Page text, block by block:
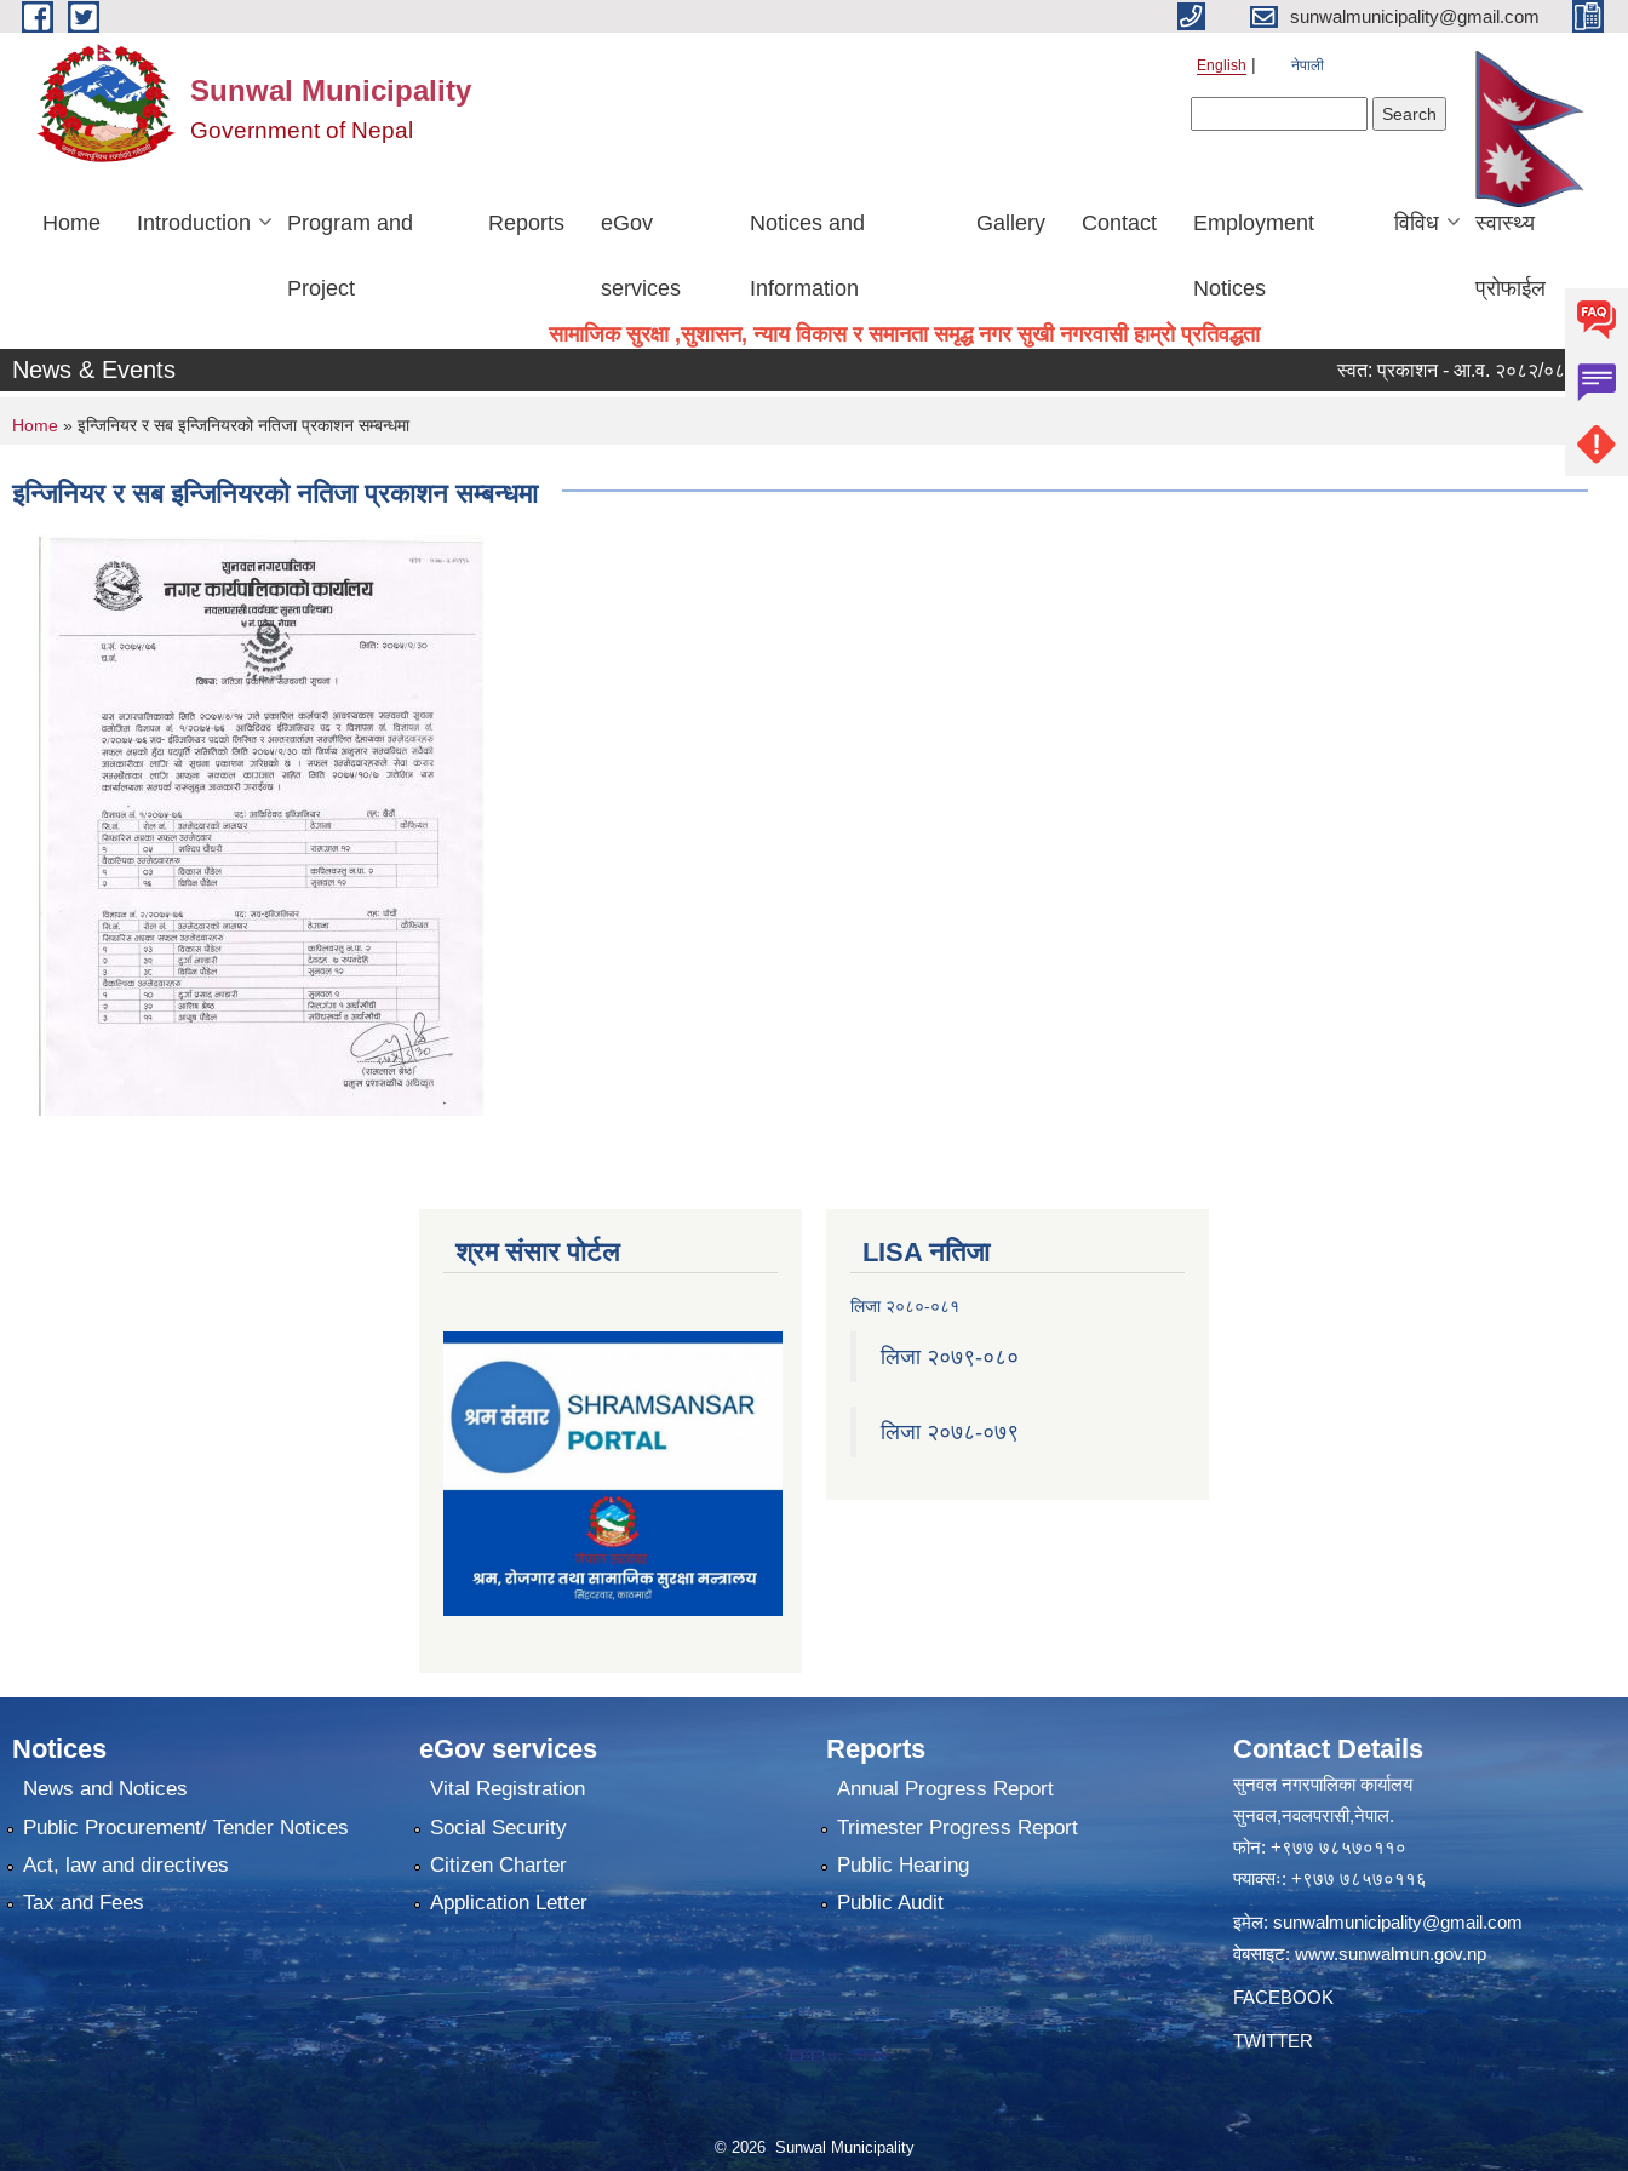
Skip to main content sunwalmunicipality@gmail.com
Sunwal Municipality
Government of Nepal
English नेपाली
Home Introduction Program and
Project
Reports eGov
services
Notices and
Information
Gallery Contact Employment
Notices
विविध स्वास्थ्य
प्रोफाईल
सामाजिक सुरक्षा ,सुशासन, न्याय विकास र समानता समृद्ध नगर सुखी नगरवासी हाम्रो प्रतिवद्धता
News & Events स्वत: प्रकाशन - आ.व. २०८२/०८३ को चौथो
You are here
Home » इन्जिनियर र सब इन्जिनियरको नतिजा प्रकाशन सम्बन्धमा
इन्जिनियर र सब इन्जिनियरको नतिजा प्रकाशन सम्बन्धमा
श्रम संसार पोर्टल LISA नतिजा
लिजा २०८०-०८१
लिजा २०७९-०८०
लिजा २०७८-०७९
Notices
News and Notices
Public Procurement/ Tender Notices
Act, law and directives
Tax and Fees
eGov services
Vital Registration
Social Security
Citizen Charter
Application Letter
Reports
Annual Progress Report
Trimester Progress Report
Public Hearing
Public Audit
Contact Details
सुनवल नगरपालिका कार्यालय
सुनवल,नवलपरासी,नेपाल.
फोन: +९७७ ७८५७०११०
फ्याक्सः: +९७७ ७८५७०११६
इमेल: sunwalmunicipality@gmail.com
वेबसाइट:www.sunwalmun.gov.np
FACEBOOK
TWITTER
© 2026 Sunwal Municipality